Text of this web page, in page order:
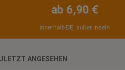
ab 6,90 €
innerhalb DE, außer Inseln
ANGESEHEN